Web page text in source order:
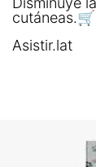
Asistir.lat